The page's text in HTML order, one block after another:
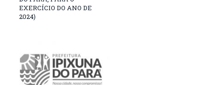
EXERCÍCIO DO ANO DE
2024)